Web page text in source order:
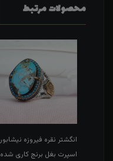
محصولات مرتبط
انگشتر نقره فیروزه نیشابور
اسپرت بغل برنج کاری شده